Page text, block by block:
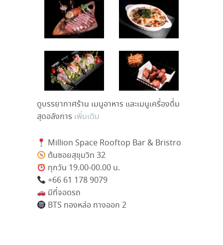
ดูบรรยากาศร้าน เมนูอาหาร และเมนูเครื่องดื่ม
สุดอลังการ เพิ่มเติม
Million Space Rooftop Bar & Bristro
ต้นซอยสุขุมวิท 32
ทุกวัน 19.00-00.00 น.
+66 61 178 9079
มีที่จอดรถ
BTS ทองหล่อ ทางออก 2